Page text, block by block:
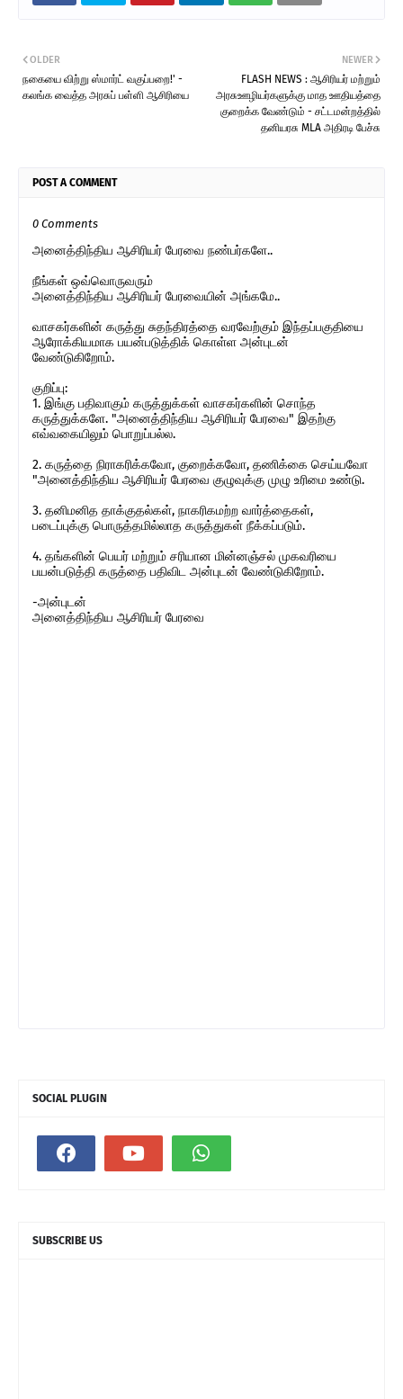
NEWER
FLASH NEWS : ஆசிரியர் மற்றும்
அரசுஊழியர்களுக்கு மாத ஊதியத்தை
குறைக்க வேண்டும் - சட்டமன்றத்தில்
தனியரசு MLA அதிரடி பேச்சு
OLDER
நகையை விற்று ஸ்மார்ட் வகுப்பறை!' -
கலங்க வைத்த அரசுப் பள்ளி ஆசிரியை
POST A COMMENT
0 Comments
அனைத்திந்திய ஆசிரியர் பேரவை நண்பர்களே..
நீங்கள் ஒவ்வொருவரும்
அனைத்திந்திய ஆசிரியர் பேரவையின் அங்கமே..
வாசகர்களின் கருத்து சுதந்திரத்தை வரவேற்கும் இந்தப்பகுதியை
ஆரோக்கியமாக பயன்படுத்திக் கொள்ள அன்புடன்
வேண்டுகிறோம்.
குறிப்பு:
1. இங்கு பதிவாகும் கருத்துக்கள் வாசகர்களின் சொந்த
கருத்துக்களே. "அனைத்திந்திய ஆசிரியர் பேரவை" இதற்கு
எவ்வகையிலும் பொறுப்பல்ல.
2. கருத்தை நிராகரிக்கவோ, குறைக்கவோ, தணிக்கை செய்யவோ
"அனைத்திந்திய ஆசிரியர் பேரவை குழுவுக்கு முழு உரிமை உண்டு.
3. தனிமனித தாக்குதல்கள், நாகரிகமற்ற வார்த்தைகள்,
படைப்புக்கு பொருத்தமில்லாத கருத்துகள் நீக்கப்படும்.
4. தங்களின் பெயர் மற்றும் சரியான மின்னஞ்சல் முகவரியை
பயன்படுத்தி கருத்தை பதிவிட அன்புடன் வேண்டுகிறோம்.
-அன்புடன்
அனைத்திந்திய ஆசிரியர் பேரவை
SOCIAL PLUGIN
SUBSCRIBE US